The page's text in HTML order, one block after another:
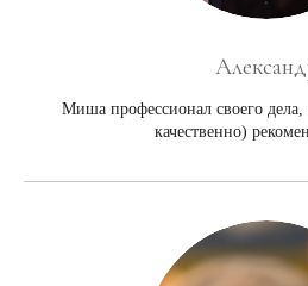
Миша профессионал своего дела,
качественно)